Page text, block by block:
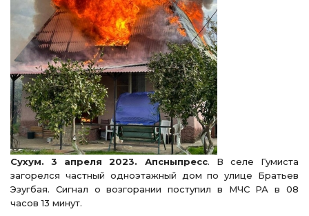
Сухум. 3 апреля 2023. Апсныпресс. В селе Гумиста
загорелся частный одноэтажный дом по улице Братьев
Эзугбая. Сигнал о возгорании поступил в МЧС РА в 08
часов 13 минут.